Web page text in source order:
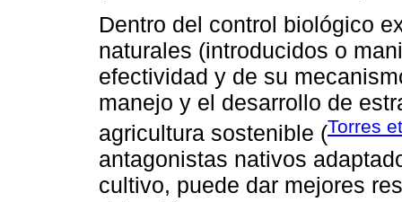
Dentro del control biológico
naturales (introducidos o
efectividad y de su
manejo y el desarrollo de
agricultura sostenible (Torres
antagonistas nativos
cultivo, puede dar mejores